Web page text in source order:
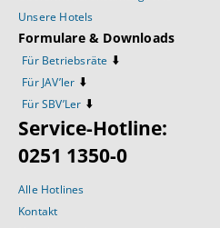
Unsere Hotels
Formulare & Downloads
Für Betriebsräte ⬇️
Für JAV’ler ⬇️
Für SBV’Ler ⬇️
Service-Hotline:
0251 1350-0
Alle Hotlines
Kontakt